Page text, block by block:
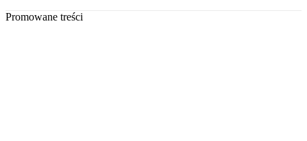
Promowane treści